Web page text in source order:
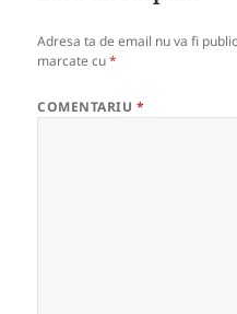
Adresa ta de email nu va fi
marcate cu*
COMENTARIU *